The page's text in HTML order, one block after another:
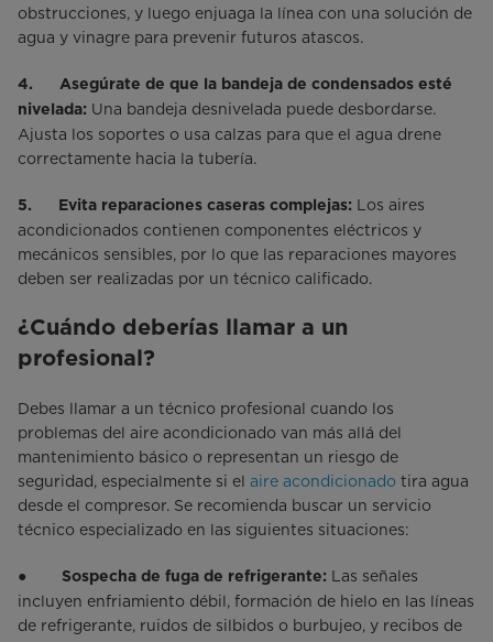
obstrucciones, y luego enjuaga la línea con una solución de
agua y vinagre para prevenir futuros atascos.
4. Asegúrate de que la bandeja de condensados esté
nivelada: Una bandeja desnivelada puede desbordarse.
Ajusta los soportes o usa calzas para que el agua drene
correctamente hacia la tubería.
5. Evita reparaciones caseras complejas: Los aires
acondicionados contienen componentes eléctricos y
mecánicos sensibles, por lo que las reparaciones mayores
deben ser realizadas por un técnico calificado.
¿Cuándo deberías llamar a un
profesional?
Debes llamar a un técnico profesional cuando los
problemas del aire acondicionado van más allá del
mantenimiento básico o representan un riesgo de
seguridad, especialmente si el aire acondicionado tira agua
desde el compresor. Se recomienda buscar un servicio
técnico especializado en las siguientes situaciones:
● Sospecha de fuga de refrigerante: Las señales
incluyen enfriamiento débil, formación de hielo en las líneas
de refrigerante, ruidos de silbidos o burbujeo, y recibos de